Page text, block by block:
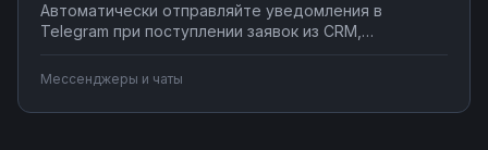
Автоматически отправляйте уведомления в
Telegram при поступлении заявок из CRM,
запросов, синхронизируйте сообщения с системами
учета. Подключите мессенджер к вашим бизнес-
процессам через Nodul без программирования за
Мессенджеры и чаты